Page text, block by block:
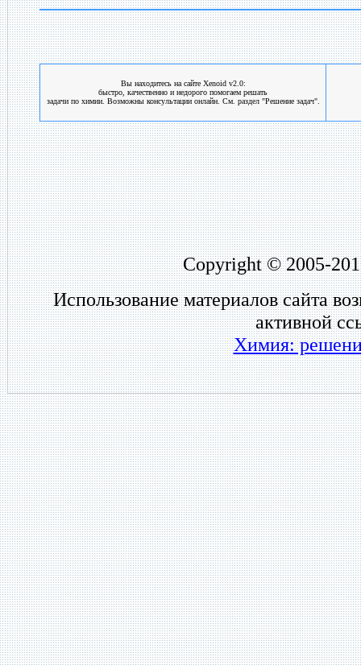
Вы находитесь на сайте Xenoid v2.0:
быстро, качественно и недорого помогаем решать
задачи по химии. Возможны консультации онлайн. См. раздел "Решение задач".
Copyright © 2005-
Использование материалов сайта
активной
Химия: